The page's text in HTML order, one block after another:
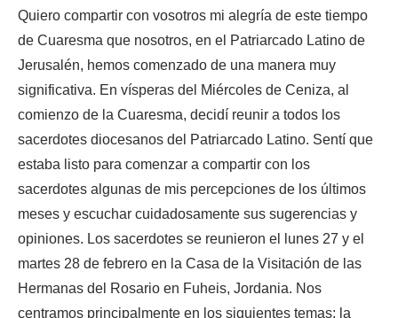
Quiero compartir con vosotros mi alegría de este tiempo
de Cuaresma que nosotros, en el Patriarcado Latino de
Jerusalén, hemos comenzado de una manera muy
significativa. En vísperas del Miércoles de Ceniza, al
comienzo de la Cuaresma, decidí reunir a todos los
sacerdotes diocesanos del Patriarcado Latino. Sentí que
estaba listo para comenzar a compartir con los
sacerdotes algunas de mis percepciones de los últimos
meses y escuchar cuidadosamente sus sugerencias y
opiniones. Los sacerdotes se reunieron el lunes 27 y el
martes 28 de febrero en la Casa de la Visitación de las
Hermanas del Rosario en Fuheis, Jordania. Nos